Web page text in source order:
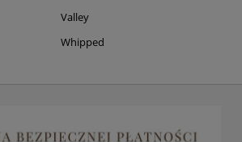
Valley
Whipped